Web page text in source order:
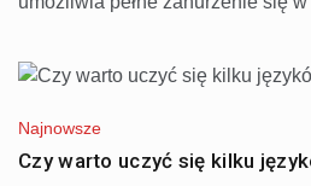
Najnowsze
Czy warto uczyć się kilku